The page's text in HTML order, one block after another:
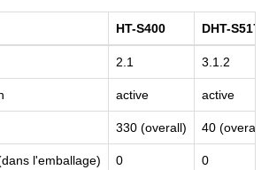
HT-S400 DHT-S517
2.1 3.1.2
active active
330 (overall) 40 (overall)
l'emballage) 0 0